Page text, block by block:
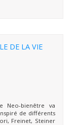
DE LA VIE
Neo-bienêtre va
de différents
Freinet, Steiner